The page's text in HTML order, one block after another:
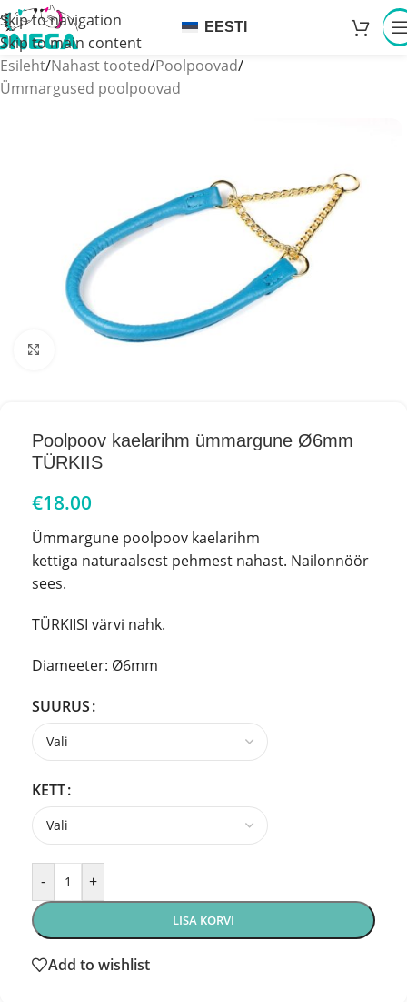
Skip to navigation
Skip to main content
EESTI
Esileht/Nahast tooted/Poolpoovad/
Ümmargused poolpoovad
Poolpoov kaelarihm ümmargune Ø6mm
TÜRKIIS
€18.00
Ümmargune poolpoov kaelarihm
kettiga naturaalsest pehmest nahast. Nailonnöör
sees.
TÜRKIISI värvi nahk.
Diameeter: Ø6mm
SUURUS
KETT
- +
LISA KORVI
Add to wishlist